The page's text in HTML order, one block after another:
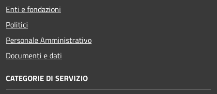
Enti e fondazioni
Politici
Personale Amministrativo
Documenti e dati
CATEGORIE DI SERVIZIO